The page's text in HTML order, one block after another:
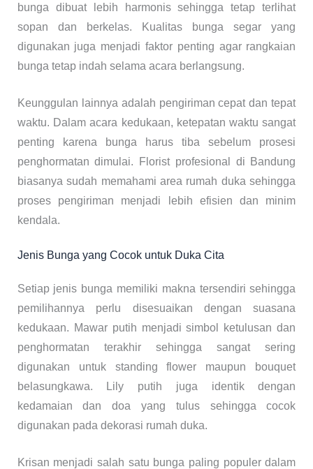
bunga dibuat lebih harmonis sehingga tetap terlihat
sopan dan berkelas. Kualitas bunga segar yang
digunakan juga menjadi faktor penting agar rangkaian
bunga tetap indah selama acara berlangsung.
Keunggulan lainnya adalah pengiriman cepat dan tepat
waktu. Dalam acara kedukaan, ketepatan waktu sangat
penting karena bunga harus tiba sebelum prosesi
penghormatan dimulai. Florist profesional di Bandung
biasanya sudah memahami area rumah duka sehingga
proses pengiriman menjadi lebih efisien dan minim
kendala.
Jenis Bunga yang Cocok untuk Duka Cita
Setiap jenis bunga memiliki makna tersendiri sehingga
pemilihannya perlu disesuaikan dengan suasana
kedukaan. Mawar putih menjadi simbol ketulusan dan
penghormatan terakhir sehingga sangat sering
digunakan untuk standing flower maupun bouquet
belasungkawa. Lily putih juga identik dengan
kedamaian dan doa yang tulus sehingga cocok
digunakan pada dekorasi rumah duka.
Krisan menjadi salah satu bunga paling populer dalam